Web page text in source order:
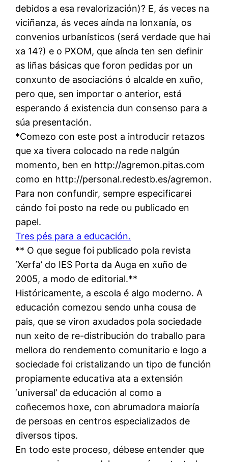
debidos a esa revalorización)? E, ás veces na
viciñanza, ás veces aínda na lonxanía, os
convenios urbanísticos (será verdade que hai
xa 14?) e o PXOM, que aínda ten sen definir
as liñas básicas que foron pedidas por un
conxunto de asociacións ó alcalde en xuño,
pero que, sen importar o anterior, está
esperando á existencia dun consenso para a
súa presentación.
*Comezo con este post a introducir retazos
que xa tivera colocado na rede nalgún
momento, ben en http://agremon.pitas.com
como en http://personal.redestb.es/agremon.
Para non confundir, sempre especificarei
cándo foi posto na rede ou publicado en
papel.
Tres pés para a educación.
** O que segue foi publicado pola revista
‘Xerfa’ do IES Porta da Auga en xuño de
2005, a modo de editorial.**
Históricamente, a escola é algo moderno. A
educación comezou sendo unha cousa de
pais, que se viron axudados pola sociedade
nun xeito de re-distribución do traballo para
mellora do rendemento comunitario e logo a
sociedade foi cristalizando un tipo de función
propiamente educativa ata a extensión
‘universal’ da educación al como a
coñecemos hoxe, con abrumadora maioría
de persoas en centros especializados de
diversos tipos.
En todo este proceso, débese entender que